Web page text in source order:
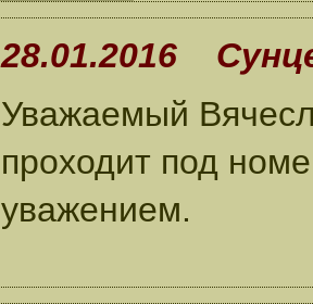
28.01.2016
Уважаемый
проходит под
уважением.